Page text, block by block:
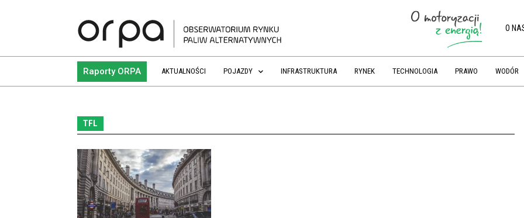
O
Raporty ORPA AKTUALNOŚCI POJAZDY INFRASTRUKTURA RYNEK TECHNOLOGIA PRAWO WODÓR
TFL